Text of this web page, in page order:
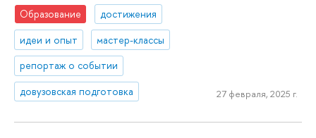
Образование
достижения
идеи и опыт
мастер-классы
репортаж о событии
довузовская подготовка
27 февраля, 2025 г.